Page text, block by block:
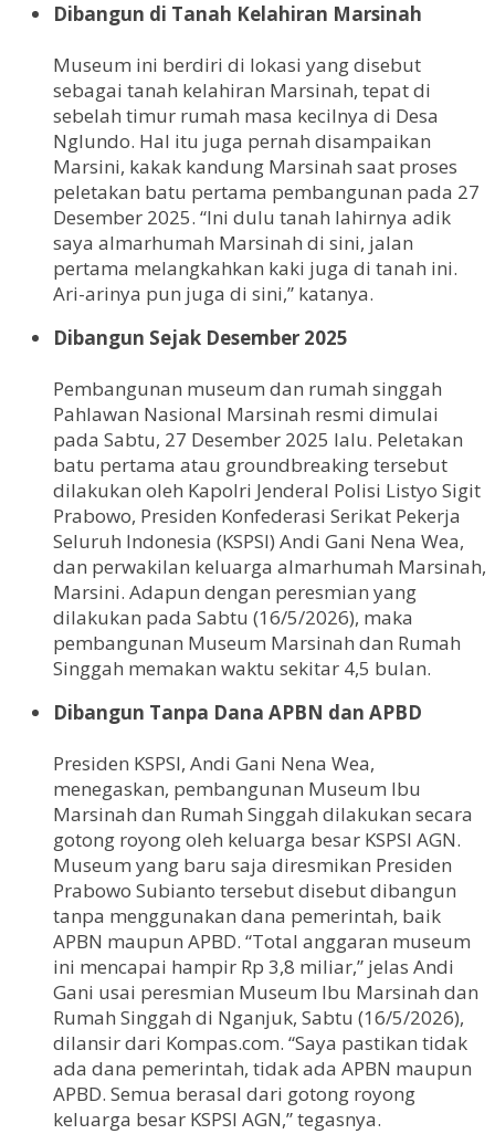
Dibangun di Tanah Kelahiran Marsinah
Museum ini berdiri di lokasi yang disebut
sebagai tanah kelahiran Marsinah, tepat di
sebelah timur rumah masa kecilnya di Desa
Nglundo. Hal itu juga pernah disampaikan
Marsini, kakak kandung Marsinah saat proses
peletakan batu pertama pembangunan pada 27
Desember 2025. “Ini dulu tanah lahirnya adik
saya almarhumah Marsinah di sini, jalan
pertama melangkahkan kaki juga di tanah ini.
Ari-arinya pun juga di sini,” katanya.
Dibangun Sejak Desember 2025
Pembangunan museum dan rumah singgah
Pahlawan Nasional Marsinah resmi dimulai
pada Sabtu, 27 Desember 2025 lalu. Peletakan
batu pertama atau groundbreaking tersebut
dilakukan oleh Kapolri Jenderal Polisi Listyo Sigit
Prabowo, Presiden Konfederasi Serikat Pekerja
Seluruh Indonesia (KSPSI) Andi Gani Nena Wea,
dan perwakilan keluarga almarhumah Marsinah,
Marsini. Adapun dengan peresmian yang
dilakukan pada Sabtu (16/5/2026), maka
pembangunan Museum Marsinah dan Rumah
Singgah memakan waktu sekitar 4,5 bulan.
Dibangun Tanpa Dana APBN dan APBD
Presiden KSPSI, Andi Gani Nena Wea,
menegaskan, pembangunan Museum Ibu
Marsinah dan Rumah Singgah dilakukan secara
gotong royong oleh keluarga besar KSPSI AGN.
Museum yang baru saja diresmikan Presiden
Prabowo Subianto tersebut disebut dibangun
tanpa menggunakan dana pemerintah, baik
APBN maupun APBD. “Total anggaran museum
ini mencapai hampir Rp 3,8 miliar,” jelas Andi
Gani usai peresmian Museum Ibu Marsinah dan
Rumah Singgah di Nganjuk, Sabtu (16/5/2026),
dilansir dari Kompas.com. “Saya pastikan tidak
ada dana pemerintah, tidak ada APBN maupun
APBD. Semua berasal dari gotong royong
keluarga besar KSPSI AGN,” tegasnya.